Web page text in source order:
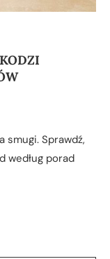
smugi. Sprawdź,
według porad